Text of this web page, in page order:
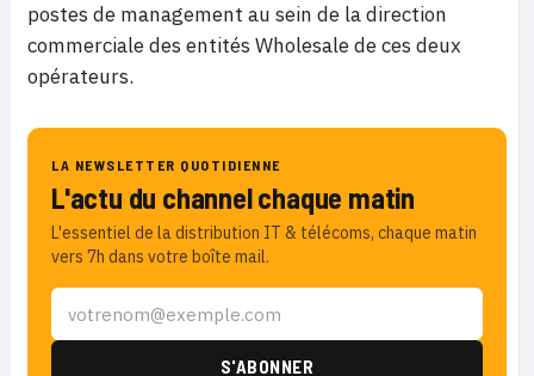
postes de management au sein de la direction
commerciale des entités Wholesale de ces deux
opérateurs.
LA NEWSLETTER QUOTIDIENNE
L'actu du channel chaque matin
L'essentiel de la distribution IT & télécoms, chaque matin
vers 7h dans votre boîte mail.